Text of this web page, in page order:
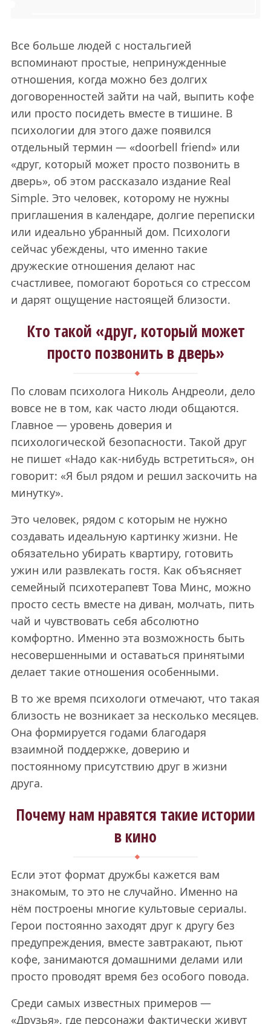
Все больше людей с ностальгией
вспоминают простые, непринужденные
отношения, когда можно без долгих
договоренностей зайти на чай, выпить кофе
или просто посидеть вместе в тишине. В
психологии для этого даже появился
отдельный термин — «doorbell friend» или
«друг, который может просто позвонить в
дверь», об этом рассказало издание Real
Simple. Это человек, которому не нужны
приглашения в календаре, долгие переписки
или идеально убранный дом. Психологи
сейчас убеждены, что именно такие
дружеские отношения делают нас
счастливее, помогают бороться со стрессом
и дарят ощущение настоящей близости.
Кто такой «друг, который может
просто позвонить в дверь»
По словам психолога Николь Андреоли, дело
вовсе не в том, как часто люди общаются.
Главное — уровень доверия и
психологической безопасности. Такой друг
не пишет «Надо как-нибудь встретиться», он
говорит: «Я был рядом и решил заскочить на
минутку».
Это человек, рядом с которым не нужно
создавать идеальную картинку жизни. Не
обязательно убирать квартиру, готовить
ужин или развлекать гостя. Как объясняет
семейный психотерапевт Това Минс, можно
просто сесть вместе на диван, молчать, пить
чай и чувствовать себя абсолютно
комфортно. Именно эта возможность быть
несовершенными и оставаться принятыми
делает такие отношения особенными.
В то же время психологи отмечают, что такая
близость не возникает за несколько месяцев.
Она формируется годами благодаря
взаимной поддержке, доверию и
постоянному присутствию друг в жизни
друга.
Почему нам нравятся такие истории
в кино
Если этот формат дружбы кажется вам
знакомым, то это не случайно. Именно на
нём построены многие культовые сериалы.
Герои постоянно заходят друг к другу без
предупреждения, вместе завтракают, пьют
кофе, занимаются домашними делами или
просто проводят время без особого повода.
Среди самых известных примеров —
«Друзья», где персонажи фактически живут